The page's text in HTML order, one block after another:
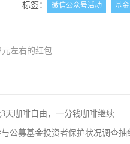
标签： 微信公众号活动 基
左右的红包
3天咖啡自由，一分钱咖啡继续
与公募基金投资者保护状况调查抽